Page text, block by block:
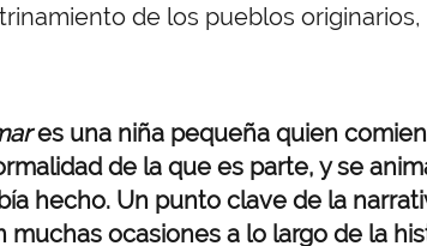
de los pueblos
es una niña pequeña quien
de la que es parte, y se
hecho. Un punto clave de la
muchas ocasiones a lo largo de la